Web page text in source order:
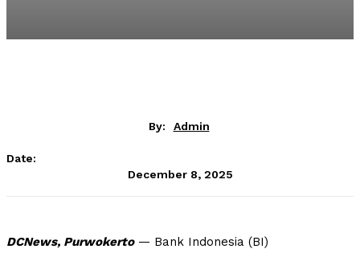
By: Admin
Date:
December 8, 2025
DCNews, Purwokerto— Bank Indonesia (BI)